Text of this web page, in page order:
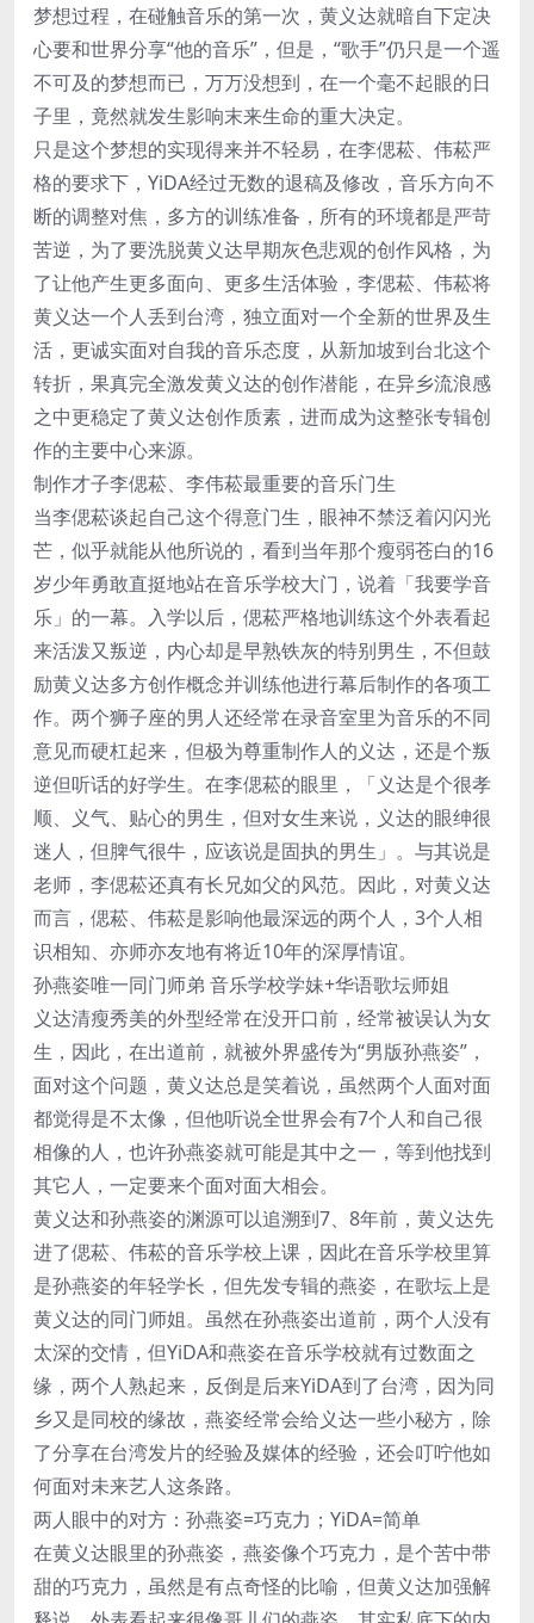
梦想过程，在碰触音乐的第一次，黄义达就暗自下定决
心要和世界分享“他的音乐”，但是，“歌手”仍只是一个遥
不可及的梦想而已，万万没想到，在一个毫不起眼的日
子里，竟然就发生影响末来生命的重大决定。
只是这个梦想的实现得来并不轻易，在李偲菘、伟菘严
格的要求下，YiDA经过无数的退稿及修改，音乐方向不
断的调整对焦，多方的训练准备，所有的环境都是严苛
苦逆，为了要洗脱黄义达早期灰色悲观的创作风格，为
了让他产生更多面向、更多生活体验，李偲菘、伟菘将
黄义达一个人丢到台湾，独立面对一个全新的世界及生
活，更诚实面对自我的音乐态度，从新加坡到台北这个
转折，果真完全激发黄义达的创作潜能，在异乡流浪感
之中更稳定了黄义达创作质素，进而成为这整张专辑创
作的主要中心来源。
制作才子李偲菘、李伟菘最重要的音乐门生
当李偲菘谈起自己这个得意门生，眼神不禁泛着闪闪光
芒，似乎就能从他所说的，看到当年那个瘦弱苍白的16
岁少年勇敢直挺地站在音乐学校大门，说着「我要学音
乐」的一幕。入学以后，偲菘严格地训练这个外表看起
来活泼又叛逆，内心却是早熟铁灰的特别男生，不但鼓
励黄义达多方创作概念并训练他进行幕后制作的各项工
作。两个狮子座的男人还经常在录音室里为音乐的不同
意见而硬杠起来，但极为尊重制作人的义达，还是个叛
逆但听话的好学生。在李偲菘的眼里，「义达是个很孝
顺、义气、贴心的男生，但对女生来说，义达的眼绅很
迷人，但脾气很牛，应该说是固执的男生」。与其说是
老师，李偲菘还真有长兄如父的风范。因此，对黄义达
而言，偲菘、伟菘是影响他最深远的两个人，3个人相
识相知、亦师亦友地有将近10年的深厚情谊。
孙燕姿唯一同门师弟 音乐学校学妹+华语歌坛师姐
义达清瘦秀美的外型经常在没开口前，经常被误认为女
生，因此，在出道前，就被外界盛传为“男版孙燕姿”，
面对这个问题，黄义达总是笑着说，虽然两个人面对面
都觉得是不太像，但他听说全世界会有7个人和自己很
相像的人，也许孙燕姿就可能是其中之一，等到他找到
其它人，一定要来个面对面大相会。
黄义达和孙燕姿的渊源可以追溯到7、8年前，黄义达先
进了偲菘、伟菘的音乐学校上课，因此在音乐学校里算
是孙燕姿的年轻学长，但先发专辑的燕姿，在歌坛上是
黄义达的同门师姐。虽然在孙燕姿出道前，两个人没有
太深的交情，但YiDA和燕姿在音乐学校就有过数面之
缘，两个人熟起来，反倒是后来YiDA到了台湾，因为同
乡又是同校的缘故，燕姿经常会给义达一些小秘方，除
了分享在台湾发片的经验及媒体的经验，还会叮咛他如
何面对未来艺人这条路。
两人眼中的对方：孙燕姿=巧克力；YiDA=简单
在黄义达眼里的孙燕姿，燕姿像个巧克力，是个苦中带
甜的巧克力，虽然是有点奇怪的比喻，但黄义达加强解